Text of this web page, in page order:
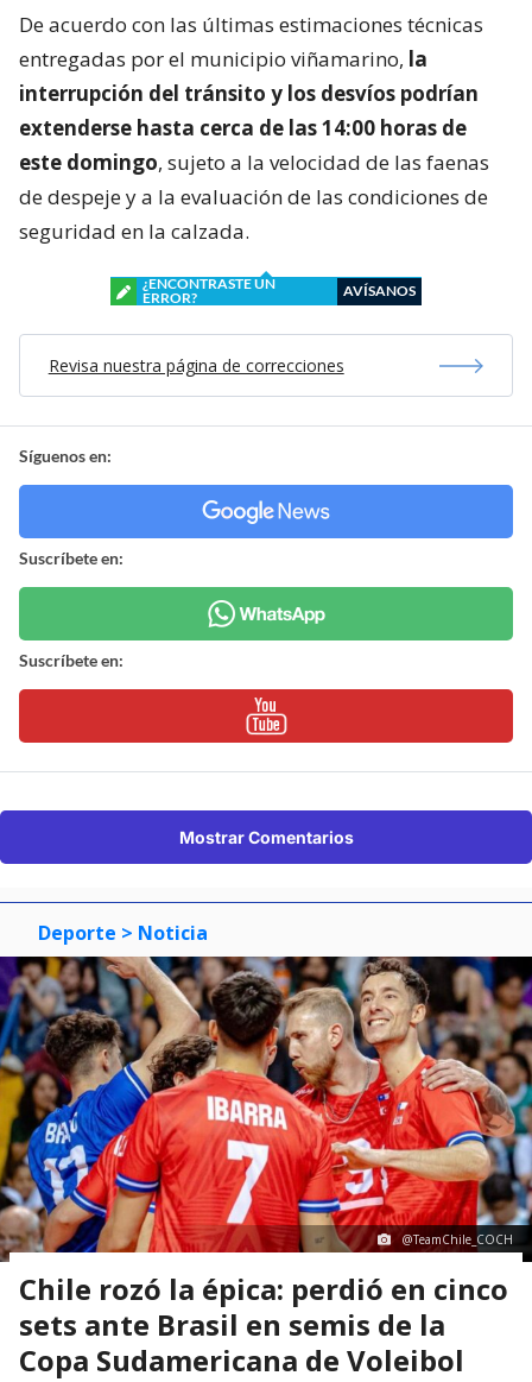
De acuerdo con las últimas estimaciones técnicas
entregadas por el municipio viñamarino, la
interrupción del tránsito y los desvíos podrían
extenderse hasta cerca de las 14:00 horas de
este domingo, sujeto a la velocidad de las faenas
de despeje y a la evaluación de las condiciones de
seguridad en la calzada.
¿ENCONTRASTE UN
ERROR?
AVÍSANOS
Revisa nuestra página de correcciones
Síguenos en:
Suscríbete en:
Suscríbete en:
Mostrar Comentarios
Deporte > Noticia
@TeamChile_COCH
Chile rozó la épica: perdió en cinco
sets ante Brasil en semis de la
Copa Sudamericana de Voleibol